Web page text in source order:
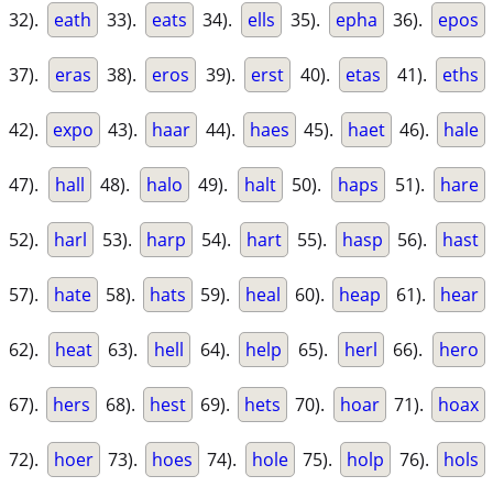
32). eath 33). eats 34). ells 35). epha 36). epos
37). eras 38). eros 39). erst 40). etas 41). eths
42). expo 43). haar 44). haes 45). haet 46). hale
47). hall 48). halo 49). halt 50). haps 51). hare
52). harl 53). harp 54). hart 55). hasp 56). hast
57). hate 58). hats 59). heal 60). heap 61). hear
62). heat 63). hell 64). help 65). herl 66). hero
67). hers 68). hest 69). hets 70). hoar 71). hoax
72). hoer 73). hoes 74). hole 75). holp 76). hols